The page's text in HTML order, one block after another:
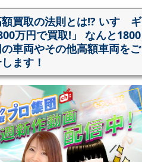
額買取の法則とは!? いすゞギ
万円で買取!」 なんと1800
車両やその他高額車両をご
ます！